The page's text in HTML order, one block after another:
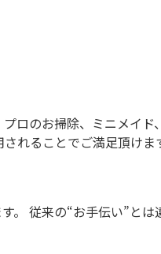
ロのお掃除、ミニメイ
れることでご満足頂けま
。 従来の“お手伝い”と